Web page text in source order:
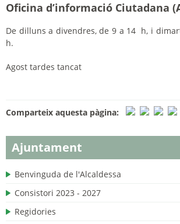
Ajuntament
Benvinguda de l'Alcaldessa
Consistori 2023 - 2027
Regidories
Oficina d’informació Ciutadana
De dilluns a divendres, de 9 a 14 h, i
h.
Agost tardes tancat
Comparteix aquesta pàgina: